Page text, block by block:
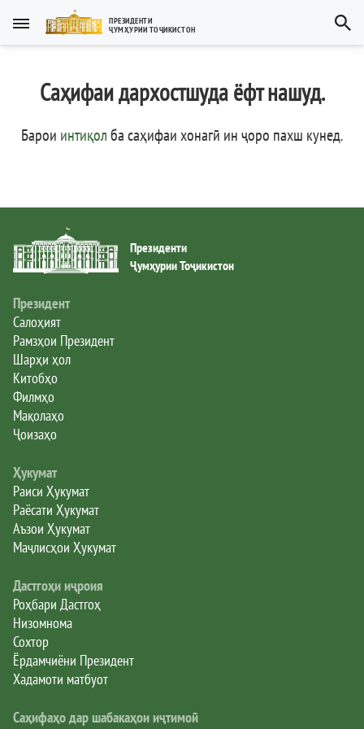
ПРЕЗИДЕНТИ
ҶУМҲУРИИ ТОҶИКИСТОН
Тоҷикӣ
Тоҷикӣ
English
العربية
Тоҷикистон
Рамзҳои давлатӣ
Президент
Ҳукумат
Дастгоҳи иҷроия
Нома ба Президент
Саҳифаи дархостшуда ёфт нашуд.
Барои интиқолба саҳифаи хонагӣ ин ҷоро пахш кунед.
Президенти
Ҷумҳурии Тоҷикистон
Президент
Салоҳият
Рамзҳои Президент
Шарҳи ҳол
Китобҳо
Филмҳо
Мақолаҳо
Ҷоизаҳо
Ҳукумат
Раиси Ҳукумат
Раёсати Ҳукумат
Аъзои Ҳукумат
Маҷлисҳои Ҳукумат
Дастгоҳи иҷроия
Роҳбари Дастгоҳ
Низомнома
Сохтор
Ёрдамчиёни Президент
Хадамоти матбуот
Саҳифаҳо дар шабакаҳои иҷтимоӣ